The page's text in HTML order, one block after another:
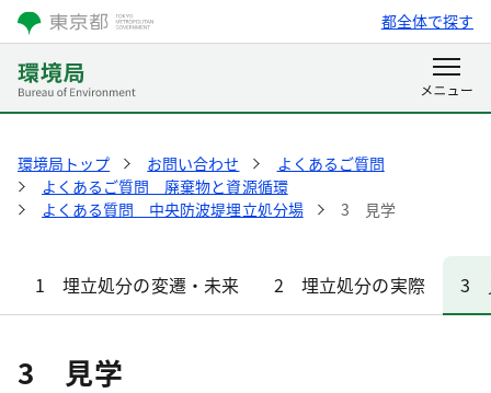
都全体で探す
環境局トップ お問い合わせ
よくあるご質問
よくあるご質問 廃棄物と資源循環
よくある質問 中央防波堤埋立処分場
3 見学
1 埋立処分の変遷・未来 2 埋立処分の実際 3
3 見学